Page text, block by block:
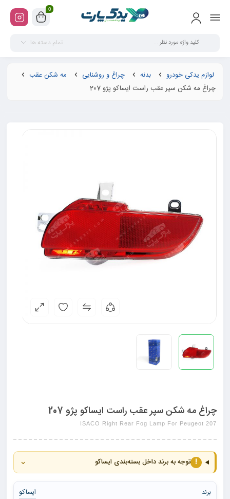
0
تمام دسته ها
لوازم یدکی خودرو بدنه چراغ و روشنایی
مه شکن عقب
چراغ مه شکن سپر عقب راست ایساکو پژو 207
چراغ مه شکن سپر عقب راست ایساکو پژو 207
ISACO Right Rear Fog Lamp For Peugeot 207
! توجه به برند داخل بسته‌بندی ایساکو ⌄
برند: ایساکو